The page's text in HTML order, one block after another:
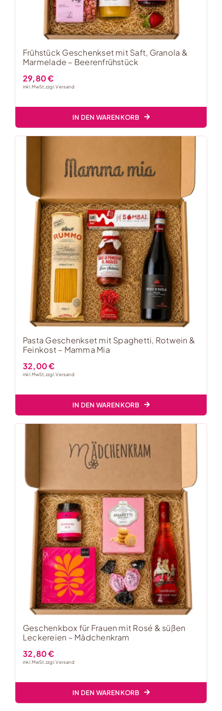
Frühstück Geschenkset mit Saft, Granola &
Marmelade – Beerenfrühstück
29,80€
inkl. MwSt, zzgl.Versand
IN DEN WARENKORB
Pasta Geschenkset mit Spaghetti, Rotwein &
Feinkost – Mamma Mia
32,00€
inkl. MwSt, zzgl.Versand
IN DEN WARENKORB
Geschenkbox für Frauen mit Rosé & süßen
Leckereien – Mädchenkram
32,80€
inkl. MwSt, zzgl.Versand
IN DEN WARENKORB